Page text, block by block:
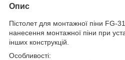
Опис
Пістолет для монтажної піни FG-
нанесення монтажної піни при
інших конструкцій.
Особливості: